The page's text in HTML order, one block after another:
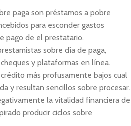
paga son préstamos a pobre
para esconder gastos
pago de el prestatario.
sobre día de paga,
y plataformas en línea.
más profusamente bajos cual
y resultan sencillos sobre procesar.
la vitalidad financiera de
producir ciclos sobre